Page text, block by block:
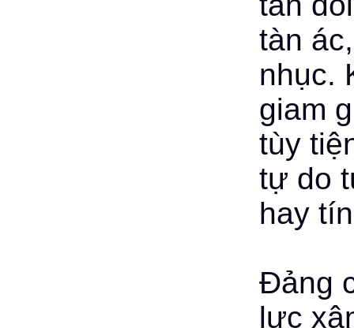
tàn
nhục.
giam
tùy
tự do
hay
Đảng
lực